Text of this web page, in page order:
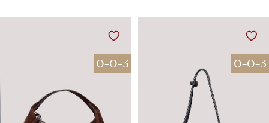
0-0-3 0-0-3